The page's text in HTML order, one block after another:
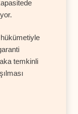
temkinli